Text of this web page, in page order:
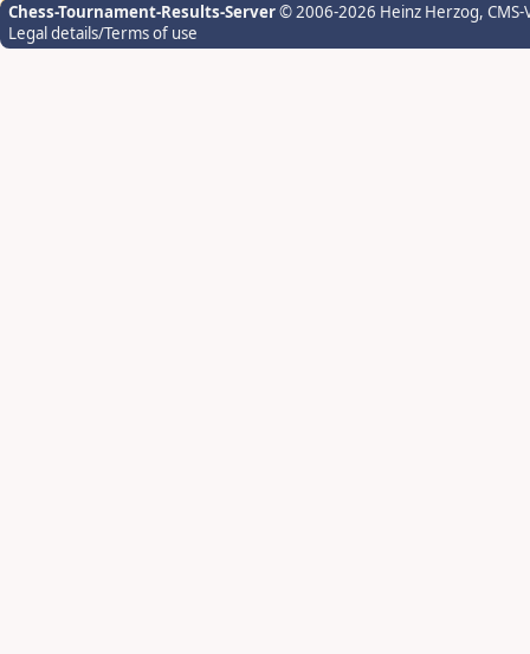
Chess-Tournament-Results-Server© 2006-2026 Heinz Herzog,
Legal details/Terms of use